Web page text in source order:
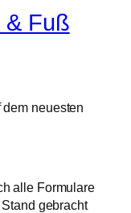
& Fuß
neuesten
alle Formulare
gebracht